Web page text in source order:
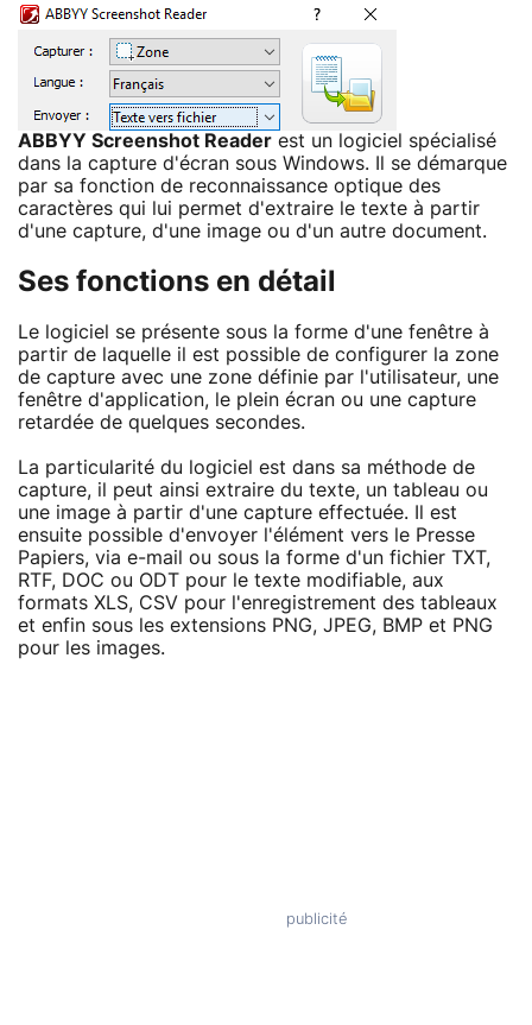
ABBYY Screenshot Reader est un logiciel spécialisé
dans la capture d'écran sous Windows. Il se démarque
par sa fonction de reconnaissance optique des
caractères qui lui permet d'extraire le texte à partir
d'une capture, d'une image ou d'un autre document.
Ses fonctions en détail
Le logiciel se présente sous la forme d'une fenêtre à
partir de laquelle il est possible de configurer la zone
de capture avec une zone définie par l'utilisateur, une
fenêtre d'application, le plein écran ou une capture
retardée de quelques secondes.
La particularité du logiciel est dans sa méthode de
capture, il peut ainsi extraire du texte, un tableau ou
une image à partir d'une capture effectuée. Il est
ensuite possible d'envoyer l'élément vers le Presse
Papiers, via e-mail ou sous la forme d'un fichier TXT,
RTF, DOC ou ODT pour le texte modifiable, aux
formats XLS, CSV pour l'enregistrement des tableaux
et enfin sous les extensions PNG, JPEG, BMP et PNG
pour les images.